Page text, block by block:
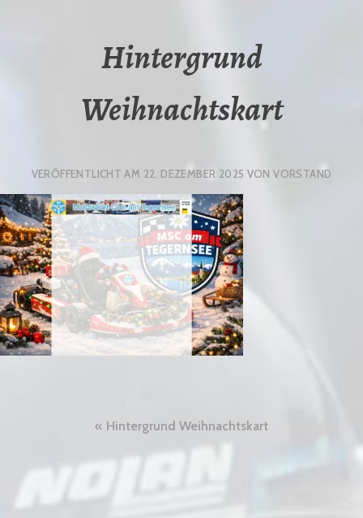
Hintergrund
Weihnachtskart
VERÖFFENTLICHT AM 22. DEZEMBER 2025 VONVORSTAND
Beitragsnavigation
Hintergrund Weihnachtskart